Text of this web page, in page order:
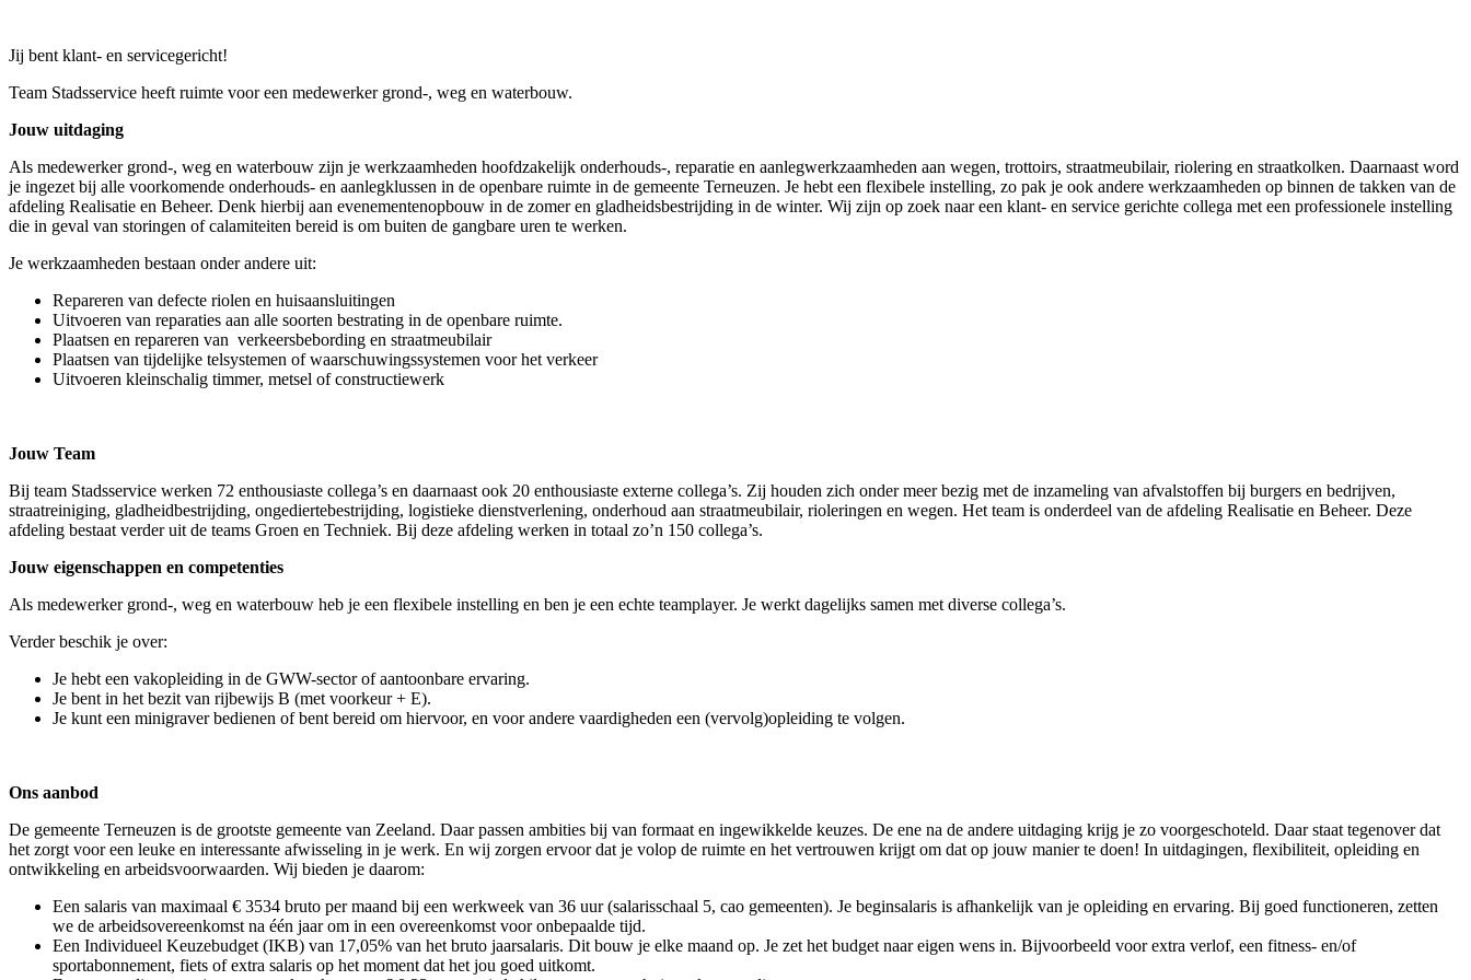
Jij bent klant- en servicegericht!
Team Stadsservice heeft ruimte voor een medewerker grond-, weg en waterbouw.
Jouw uitdaging
Als medewerker grond-, weg en waterbouw zijn je werkzaamheden hoofdzakelijk onderhouds-, reparatie en aanlegwerkzaamheden aan wegen, trottoirs, straatmeubilair, riolering en straatkolken. Daarnaast word
je ingezet bij alle voorkomende onderhouds- en aanlegklussen in de openbare ruimte in de gemeente Terneuzen. Je hebt een flexibele instelling, zo pak je ook andere werkzaamheden op binnen de takken van de
afdeling Realisatie en Beheer. Denk hierbij aan evenementenopbouw in de zomer en gladheidsbestrijding in de winter. Wij zijn op zoek naar een klant- en service gerichte collega met een professionele instelling
die in geval van storingen of calamiteiten bereid is om buiten de gangbare uren te werken.
Je werkzaamheden bestaan onder andere uit:
Repareren van defecte riolen en huisaansluitingen
Uitvoeren van reparaties aan alle soorten bestrating in de openbare ruimte.
Plaatsen en repareren van verkeersbebording en straatmeubilair
Plaatsen van tijdelijke telsystemen of waarschuwingssystemen voor het verkeer
Uitvoeren kleinschalig timmer, metsel of constructiewerk
Jouw Team
Bij team Stadsservice werken 72 enthousiaste collega’s en daarnaast ook 20 enthousiaste externe collega’s. Zij houden zich onder meer bezig met de inzameling van afvalstoffen bij burgers en bedrijven,
straatreiniging, gladheidbestrijding, ongediertebestrijding, logistieke dienstverlening, onderhoud aan straatmeubilair, rioleringen en wegen. Het team is onderdeel van de afdeling Realisatie en Beheer. Deze
afdeling bestaat verder uit de teams Groen en Techniek. Bij deze afdeling werken in totaal zo’n 150 collega’s.
Jouw eigenschappen en competenties
Als medewerker grond-, weg en waterbouw heb je een flexibele instelling en ben je een echte teamplayer. Je werkt dagelijks samen met diverse collega’s.
Verder beschik je over:
Je hebt een vakopleiding in de GWW-sector of aantoonbare ervaring.
Je bent in het bezit van rijbewijs B (met voorkeur + E).
Je kunt een minigraver bedienen of bent bereid om hiervoor, en voor andere vaardigheden een (vervolg)opleiding te volgen.
Ons aanbod
De gemeente Terneuzen is de grootste gemeente van Zeeland. Daar passen ambities bij van formaat en ingewikkelde keuzes. De ene na de andere uitdaging krijg je zo voorgeschoteld. Daar staat tegenover dat
het zorgt voor een leuke en interessante afwisseling in je werk. En wij zorgen ervoor dat je volop de ruimte en het vertrouwen krijgt om dat op jouw manier te doen! In uitdagingen, flexibiliteit, opleiding en
ontwikkeling en arbeidsvoorwaarden. Wij bieden je daarom:
Een salaris van maximaal € 3534 bruto per maand bij een werkweek van 36 uur (salarisschaal 5, cao gemeenten). Je beginsalaris is afhankelijk van je opleiding en ervaring. Bij goed functioneren, zetten
we de arbeidsovereenkomst na één jaar om in een overeenkomst voor onbepaalde tijd.
Een Individueel Keuzebudget (IKB) van 17,05% van het bruto jaarsalaris. Dit bouw je elke maand op. Je zet het budget naar eigen wens in. Bijvoorbeeld voor extra verlof, een fitness- en/of
sportabonnement, fiets of extra salaris op het moment dat het jou goed uitkomt.